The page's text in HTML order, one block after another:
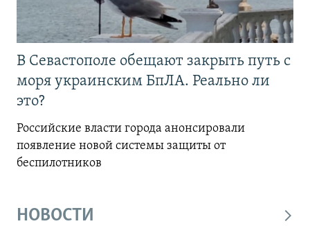
В Севастополе обещают закрыть путь с
моря украинским БпЛА. Реально ли
это?
Российские власти города анонсировали
появление новой системы защиты от
беспилотников
НОВОСТИ